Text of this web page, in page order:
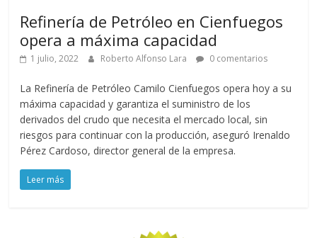
Refinería de Petróleo en Cienfuegos
opera a máxima capacidad
1 julio, 2022 Roberto Alfonso Lara 0 comentarios
La Refinería de Petróleo Camilo Cienfuegos opera hoy a su
máxima capacidad y garantiza el suministro de los
derivados del crudo que necesita el mercado local, sin
riesgos para continuar con la producción, aseguró Irenaldo
Pérez Cardoso, director general de la empresa.
Leer más